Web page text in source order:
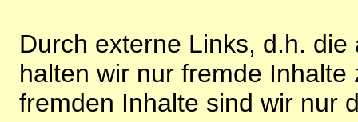
Durch externe Links, d.h.
halten wir nur fremde
fremden Inhalte sind wir nur